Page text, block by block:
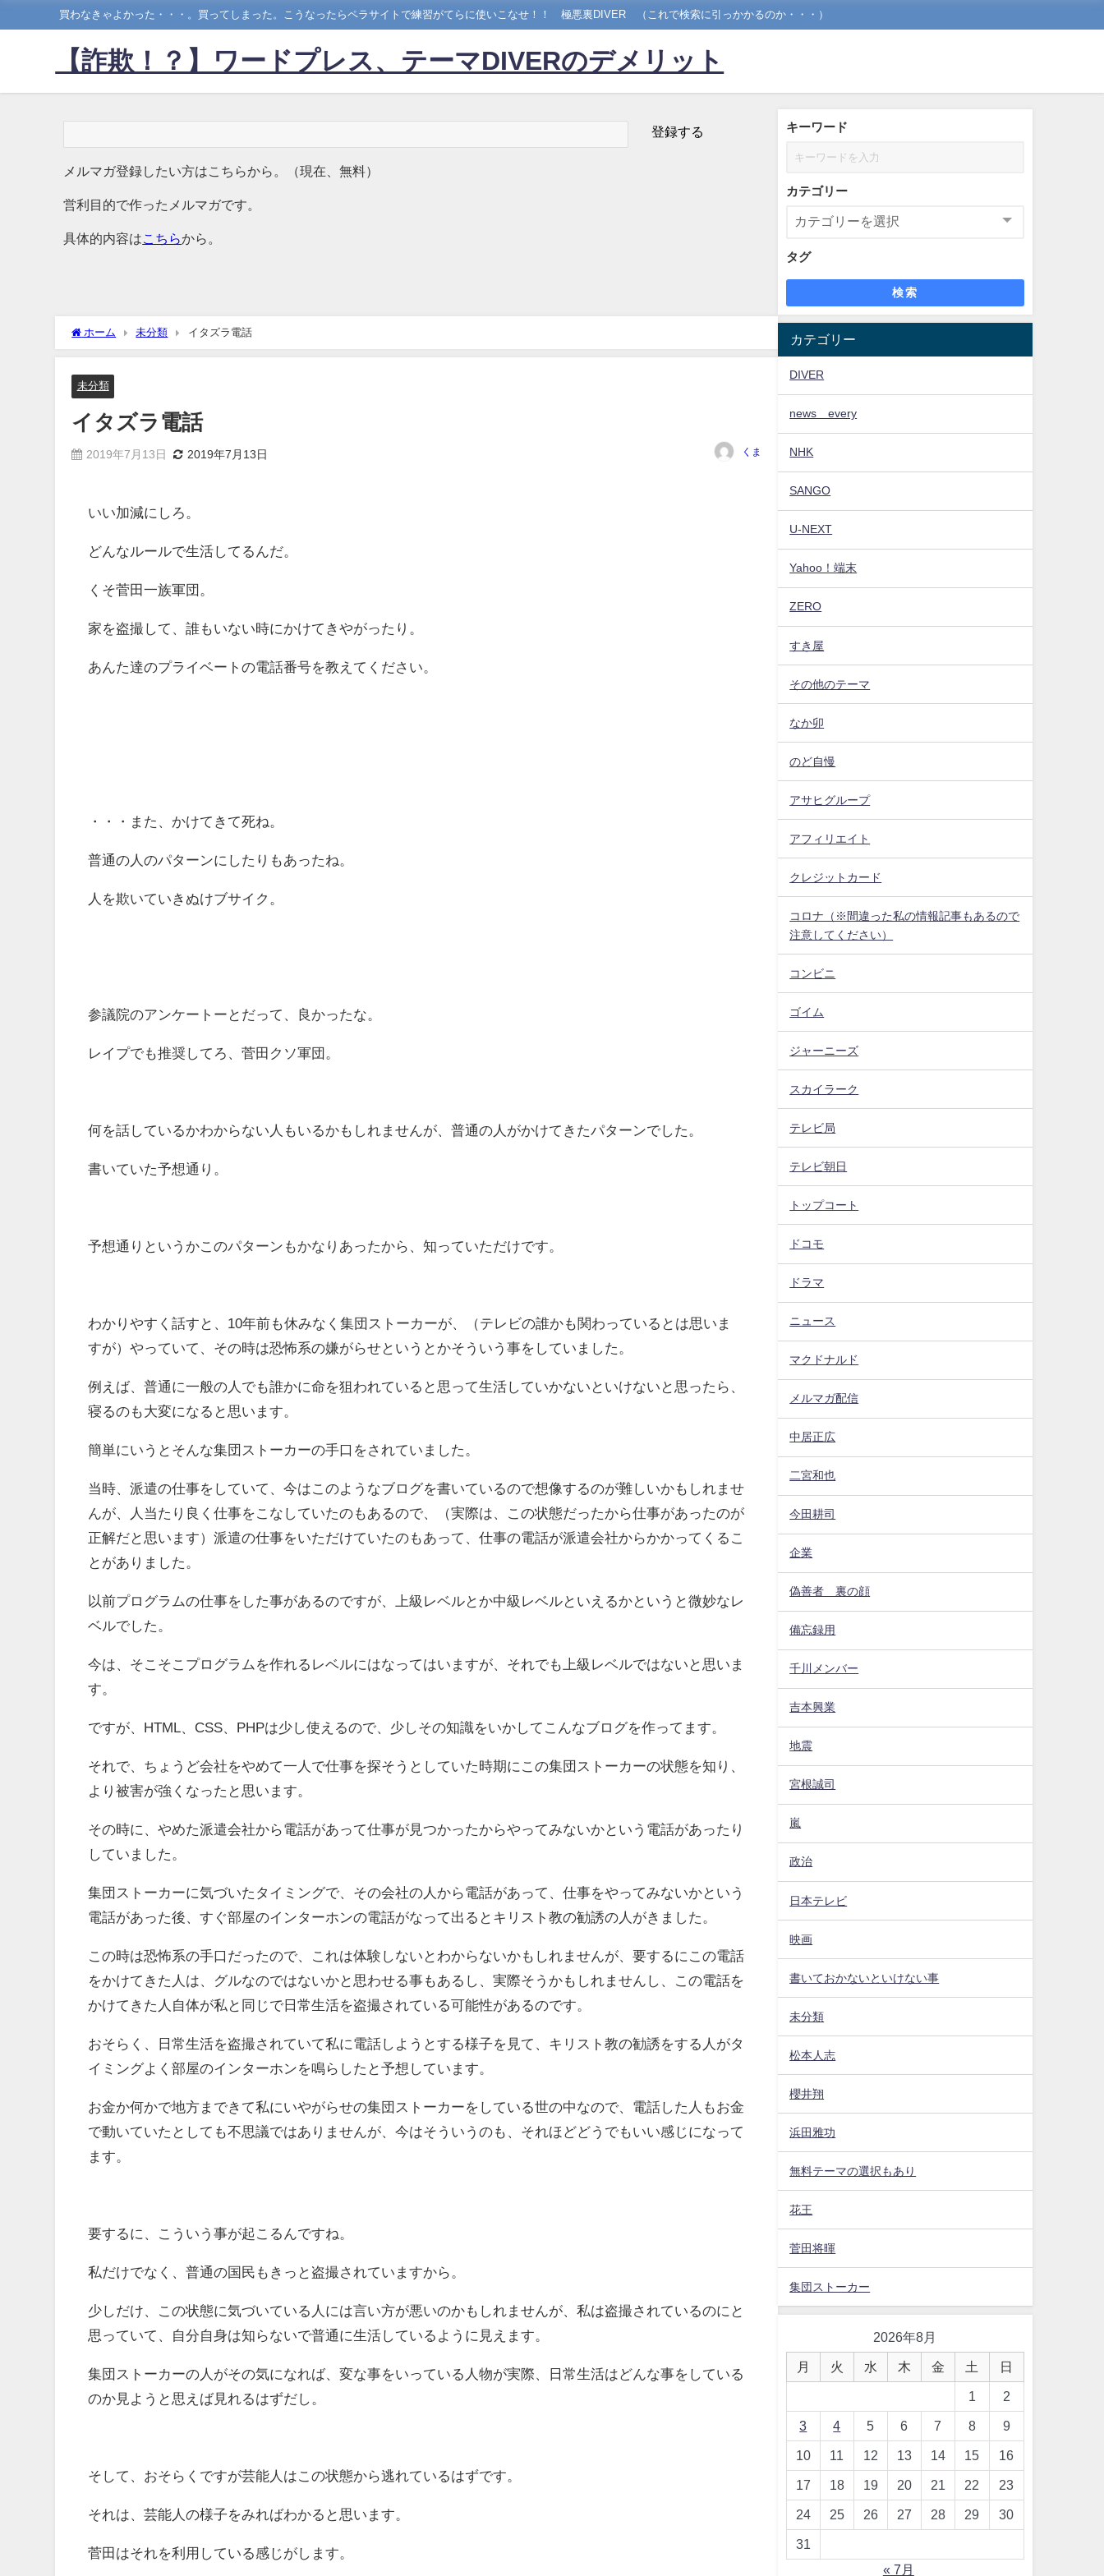
買わなきゃよかった・・・。買ってしまった。こうなったらペラサイトで練習がてらに使いこなせ！！ 極悪裏DIVER （これで検索に引っかかるのか・・・）
【詐欺！？】ワードプレス、テーマDIVERのデメリット
メルマガ登録したい方はこちらから。（現在、無料）
営利目的で作ったメルマガです。
具体的内容は こちらから。
ホーム 未分類 イタズラ電話
未分類
イタズラ電話
2019年7月13日 2019年7月13日 くま
いい加減にしろ。
どんなルールで生活してるんだ。
くそ菅田一族軍団。
家を盗撮して、誰もいない時にかけてきやがったり。
あんた達のプライベートの電話番号を教えてください。
・・・また、かけてきて死ね。
普通の人のパターンにしたりもあったね。
人を欺いていきぬけブサイク。
参議院のアンケートーとだって、良かったな。
レイプでも推奨してろ、菅田クソ軍団。
何を話しているかわからない人もいるかもしれませんが、普通の人がかけてきたパターンでした。
書いていた予想通り。
予想通りというかこのパターンもかなりあったから、知っていただけです。
わかりやすく話すと、10年前も休みなく集団ストーカーが、（テレビの誰かも関わっているとは思いま
すが）やっていて、その時は恐怖系の嫌がらせというとかそういう事をしていました。
例えば、普通に一般の人でも誰かに命を狙われていると思って生活していかないといけないと思ったら、
寝るのも大変になると思います。
簡単にいうとそんな集団ストーカーの手口をされていました。
当時、派遣の仕事をしていて、今はこのようなブログを書いているので想像するのが難しいかもしれませ
んが、人当たり良く仕事をこなしていたのもあるので、（実際は、この状態だったから仕事があったのが
正解だと思います）派遣の仕事をいただけていたのもあって、仕事の電話が派遣会社からかかってくるこ
とがありました。
以前プログラムの仕事をした事があるのですが、上級レベルとか中級レベルといえるかというと微妙なレ
ベルでした。
今は、そこそこプログラムを作れるレベルにはなってはいますが、それでも上級レベルではないと思いま
す。
ですが、HTML、CSS、PHPは少し使えるので、少しその知識をいかしてこんなブログを作ってます。
それで、ちょうど会社をやめて一人で仕事を探そうとしていた時期にこの集団ストーカーの状態を知り、
より被害が強くなったと思います。
その時に、やめた派遣会社から電話があって仕事が見つかったからやってみないかという電話があったり
していました。
集団ストーカーに気づいたタイミングで、その会社の人から電話があって、仕事をやってみないかという
電話があった後、すぐ部屋のインターホンの電話がなって出るとキリスト教の勧誘の人がきました。
この時は恐怖系の手口だったので、これは体験しないとわからないかもしれませんが、要するにこの電話
をかけてきた人は、グルなのではないかと思わせる事もあるし、実際そうかもしれませんし、この電話を
かけてきた人自体が私と同じで日常生活を盗撮されている可能性があるのです。
おそらく、日常生活を盗撮されていて私に電話しようとする様子を見て、キリスト教の勧誘をする人がタ
イミングよく部屋のインターホンを鳴らしたと予想しています。
お金か何かで地方まできて私にいやがらせの集団ストーカーをしている世の中なので、電話した人もお金
で動いていたとしても不思議ではありませんが、今はそういうのも、それほどどうでもいい感じになって
ます。
要するに、こういう事が起こるんですね。
私だけでなく、普通の国民もきっと盗撮されていますから。
少しだけ、この状態に気づいている人には言い方が悪いのかもしれませんが、私は盗撮されているのにと
思っていて、自分自身は知らないで普通に生活しているように見えます。
集団ストーカーの人がその気になれば、変な事をいっている人物が実際、日常生活はどんな事をしている
のか見ようと思えば見れるはずだし。
そして、おそらくですが芸能人はこの状態から逃れているはずです。
それは、芸能人の様子をみればわかると思います。
菅田はそれを利用している感じがします。
キーワード
カテゴリー
タグ
検索
カテゴリー
DIVER
news every
NHK
SANGO
U-NEXT
Yahoo！端末
ZERO
すき屋
その他のテーマ
なか卯
のど自慢
アサヒグループ
アフィリエイト
クレジットカード
コロナ（※間違った私の情報記事もあるので
注意してください）
コンビニ
ゴイム
ジャーニーズ
スカイラーク
テレビ局
テレビ朝日
トップコート
ドコモ
ドラマ
ニュース
マクドナルド
メルマガ配信
中居正広
二宮和也
今田耕司
企業
偽善者 裏の顔
備忘録用
千川メンバー
吉本興業
地震
宮根誠司
嵐
政治
日本テレビ
映画
書いておかないといけない事
未分類
松本人志
櫻井翔
浜田雅功
無料テーマの選択もあり
花王
菅田将暉
集団ストーカー
2026年8月
月 火 水 木 金 土 日
1 2
3 4 5 6 7 8 9
10 11 12 13 14 15 16
17 18 19 20 21 22 23
24 25 26 27 28 29 30
31
« 7月